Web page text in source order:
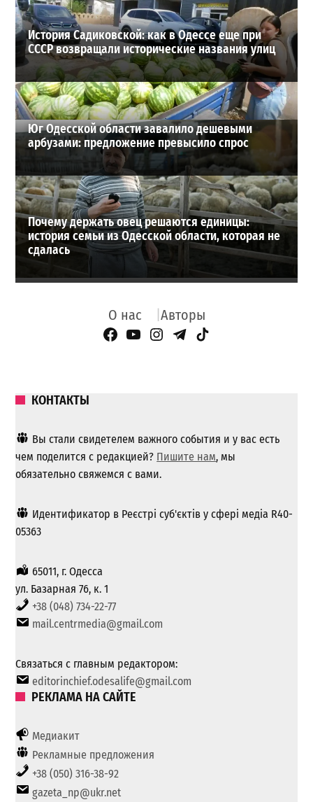
История Садиковской: как в Одессе еще при
СССР возвращали исторические названия улиц
Юг Одесской области завалило дешевыми
арбузами: предложение превысило спрос
Почему держать овец решаются единицы:
история семьи из Одесской области, которая не
сдалась
О нас Авторы
Facebook Page
YouTube
Instagram
Telegram
TikTok
КОНТАКТЫ
Вы стали свидетелем важного события и у вас есть
чем поделится с редакцией? Пишите нам, мы
обязательно свяжемся с вами.
Идентификатор в Реєстрі суб'єктів у сфері медіа R40-
05363
65011, г. Одесса
ул. Базарная 76, к. 1
+38 (048) 734-22-77
mail.centrmedia@gmail.com
Связаться с главным редактором:
editorinchief.odesalife@gmail.com
РЕКЛАМА НА САЙТЕ
Медиакит
Рекламные предложения
+38 (050) 316-38-92
gazeta_np@ukr.net